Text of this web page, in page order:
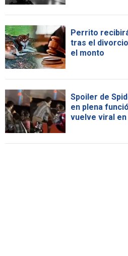
Perrito recibirá
tras el
el monto
Spoiler de
en plena
vuelve viral